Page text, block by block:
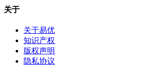
关于
关于易优
知识产权
版权声明
隐私协议